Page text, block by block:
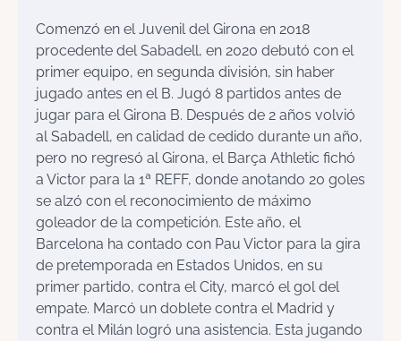
Comenzó en el Juvenil del Girona en 2018
procedente del Sabadell, en 2020 debutó con el
primer equipo, en segunda división, sin haber
jugado antes en el B. Jugó 8 partidos antes de
jugar para el Girona B. Después de 2 años volvió
al Sabadell, en calidad de cedido durante un año,
pero no regresó al Girona, el Barça Athletic fichó
a Victor para la 1ª REFF, donde anotando 20 goles
se alzó con el reconocimiento de máximo
goleador de la competición. Este año, el
Barcelona ha contado con Pau Victor para la gira
de pretemporada en Estados Unidos, en su
primer partido, contra el City, marcó el gol del
empate. Marcó un doblete contra el Madrid y
contra el Milán logró una asistencia. Esta jugando